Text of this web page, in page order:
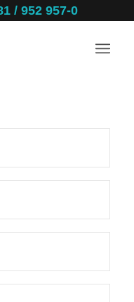
/ 952 957-0